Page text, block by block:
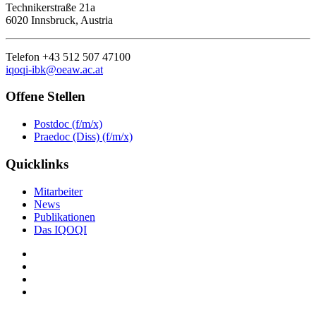
Technikerstraße 21a
6020 Innsbruck, Austria
Telefon +43 512 507 47100
iqoqi-ibk@oeaw.ac.at
Offene Stellen
Postdoc (f/m/x)
Praedoc (Diss) (f/m/x)
Quicklinks
Mitarbeiter
News
Publikationen
Das IQOQI